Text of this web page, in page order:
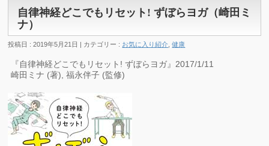
自律神経どこでもリセット! ずぼらヨガ（崎田ミ
ナ）
投稿日 : 2019年5月21日 | カテゴリー : お気に入り紹介 ,健康
『自律神経どこでもリセット! ずぼらヨガ』2017/1/11
崎田ミナ (著), 福永伴子 (監修)